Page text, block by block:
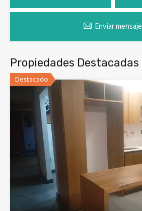
Enviar mensaje
Propiedades Destacadas
Destacado